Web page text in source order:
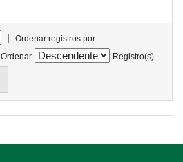
|
Ordenar registros por
Ordenar
Registro(s)